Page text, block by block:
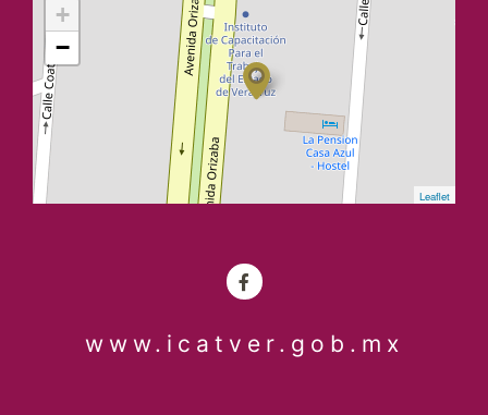
+
−
Leaflet
www.icatver.gob.mx